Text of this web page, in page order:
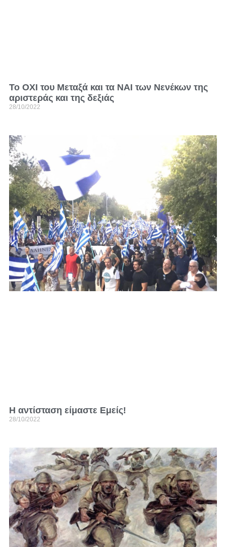
Το ΟΧΙ του Μεταξά και τα ΝΑΙ των Νενέκων της
αριστεράς και της δεξιάς
28/10/2022
Η αντίσταση είμαστε Εμείς!
28/10/2022